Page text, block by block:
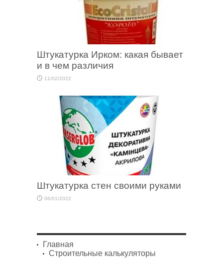
Штукатурка Ирком: какая бывает
и в чем различия
11/02/2022
Штукатурка стен своими руками
06/01/2022
Главная
Строительные калькуляторы